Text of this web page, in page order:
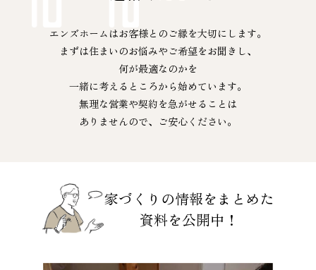
エンズホームはお客様とのご縁を大切にします。
まずは住まいのお悩みやご希望をお聞きし、
何が最適なのかを
一緒に考えるところから始めています。
無理な営業や契約を急がせることは
ありませんので、ご安心ください。
家づくりの情報をまとめた
資料を公開中！